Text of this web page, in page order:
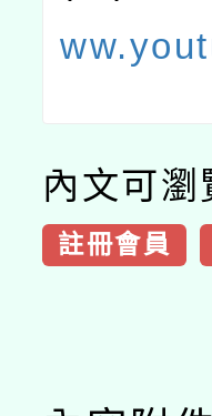
內文可瀏
註冊會員